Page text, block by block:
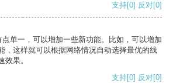
支持[0] 反对[0]
单一，可以增加一些新功能。比如，可以增加
，这样就可以根据网络情况自动选择最优的线
效果。
支持[0] 反对[0]